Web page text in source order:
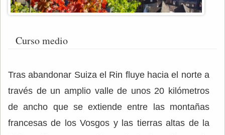
Curso medio
Tras abandonar Suiza el Rin fluye hacia el norte a
través de un amplio valle de unos 20 kilómetros
de ancho que se extiende entre las montañas
francesas de los Vosgos y las tierras altas de la